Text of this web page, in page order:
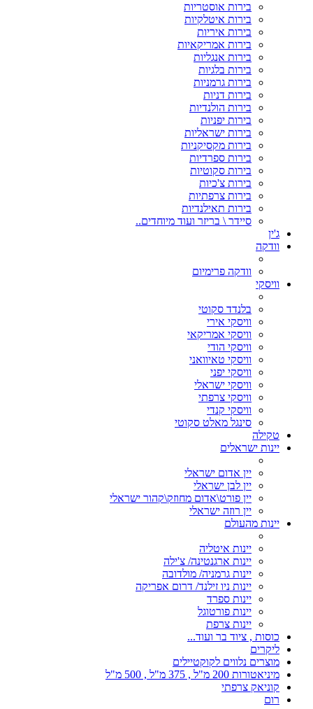
בירות אוסטריות
בירות איטלקיות
בירות איריות
בירות אמריקאיות
בירות אנגליות
בירות בלגיות
בירות גרמניות
בירות דניות
בירות הולנדיות
בירות יפניות
בירות ישראליות
בירות מקסיקניות
בירות ספרדיות
בירות סקוטיות
בירות צ'כיות
בירות צרפתיות
בירות תאילנדיות
סיידר \ בריזר ועוד מיוחדים..
ג'ין
וודקה
וודקה פרימיום
וויסקי
בלנדד סקוטי
וויסקי אירי
וויסקי אמריקאי
וויסקי הודי
וויסקי טאיוואני
וויסקי יפני
וויסקי ישראלי
וויסקי צרפתי
וויסקי קנדי
סינגל מאלט סקוטי
טקילה
יינות ישראלים
יין אדום ישראלי
יין לבן ישראלי
יין פורט\אדום מחוזק\קהור ישראלי
יין רוזה ישראלי
יינות מהעולם
יינות איטליה
יינות ארגנטינה/ צ'ילה
יינות גרמניה/ מולדובה
יינות ניו זילנד/ דרום אפריקה
יינות ספרד
יינות פורטוגל
יינות צרפת
כוסות , ציוד בר ועוד...
ליקרים
מוצרים נלווים לקוקטיילים
מיניאטורות 200 מ"ל , 375 מ"ל , 500 מ"ל
קוניאק צרפתי
רום